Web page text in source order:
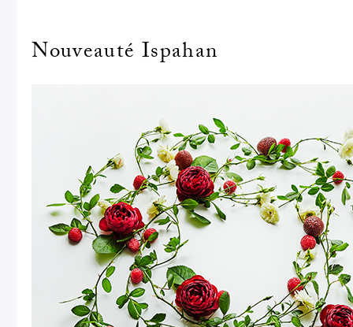
お知らせ
Journal & Informations
Nouveauté Ispahan